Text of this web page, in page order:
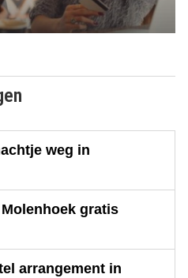
weg in
gratis
arrangement in